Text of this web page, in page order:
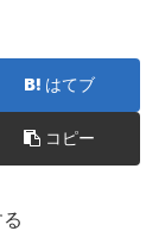
はてブ
コピー